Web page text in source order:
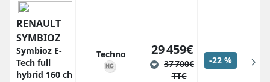
RENAULT
SYMBIOZ
Symbioz E-
Tech full
hybrid 160 ch
Techno 29 459€
37 700€
TTC
-22 %